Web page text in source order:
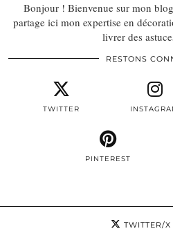
Bonjour ! Bienvenue sur mon
partage ici mon expertise en
livrer des
RESTONS
TWITTER
PINTEREST
TWITTER/X